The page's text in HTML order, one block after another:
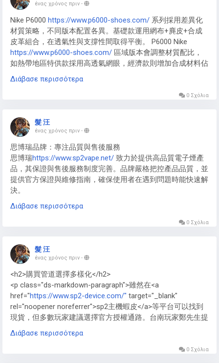
ένας χρόνος πριν -
Nike P6000 https://www.p6000-shoes.com/ 系列採用差異化
材質策略，不同版本配置各異。基礎款運用網布+麂皮+合成
皮革組合，在透氣性與支撐性間取得平衡。 P6000 Nike
https://www.p6000-shoes.com/ 區域版本會調整材質配比，
如熱帶地區特供款採用高透氣網眼，經濟款則增加合成材料佔
比以控製成本。特別版本在材質上升級明顯。 Nike-p6000
https://www.p6000-shoes.com/
https://www.p6000-shoes.com/限量版
https://www.p6000-shoes.com/
P6000 Japan 日本版偏好優質麂皮，而Nike p6000 prm
https://www.p6000-shoes.com/
技布頭層組合。
Διάβασε περισσότερα
0 Σχόλια
髮 汪
ένας χρόνος πριν -
思博瑞品牌：專注品質與售後服務
思博瑞https://www.sp2vape.net/ 致力於提供高品質電子煙產
品，其保證與售後服務制度完善。品牌嚴格把控產品品質，並
提供官方保證與維修指南，確保使用者在遇到問題時能快速解
決。
SP2主機：保固範圍與注意事項
在官方保固期間內，
自行拆解，以免影響保固權益。官方網站提供詳細保證條款及
申請流程。
Διάβασε περισσότερα
0 Σχόλια
髮 汪
ένας χρόνος πριν -
<h2>購買管道選擇多樣化</h2>
<p class="ds-markdown-paragraph">雖然在<a
href="https://www.sp2-device.com/" target="_blank"
rel="noopener noreferrer">sp2主機蝦皮</a>等平台可以找到
現貨，但多數玩家建議選擇官方授權通路。台南玩家鄭先生提
醒：「首批貨源較少，選擇官方通路比較有保障。」許多玩家
也分享了自己的購買經驗，建議有興趣的消費者多方比較，選
Διάβασε περισσότερα
0 Σχόλια